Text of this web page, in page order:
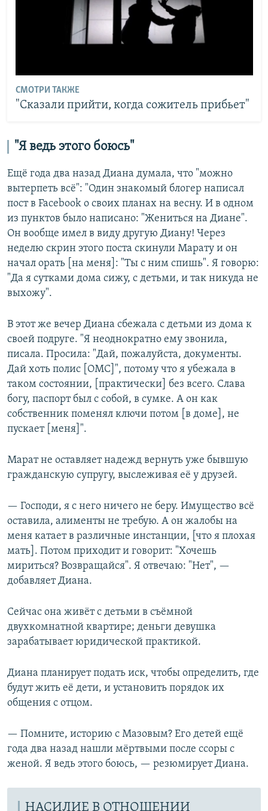
СМОТРИ ТАКЖЕ
"Сказали прийти, когда сожитель прибьет"
"Я ведь этого боюсь"
Ещё года два назад Диана думала, что "можно
вытерпеть всё": "Один знакомый блогер написал
пост в Facebook о своих планах на весну. И в одном
из пунктов было написано: "Жениться на Диане".
Он вообще имел в виду другую Диану! Через
неделю скрин этого поста скинули Марату и он
начал орать [на меня]: "Ты с ним спишь". Я говорю:
"Да я сутками дома сижу, с детьми, и так никуда не
выхожу".
В этот же вечер Диана сбежала с детьми из дома к
своей подруге. "Я неоднократно ему звонила,
писала. Просила: "Дай, пожалуйста, документы.
Дай хоть полис [ОМС]", потому что я убежала в
таком состоянии, [практически] без всего. Слава
богу, паспорт был с собой, в сумке. А он как
собственник поменял ключи потом [в доме], не
пускает [меня]".
Марат не оставляет надежд вернуть уже бывшую
гражданскую супругу, выслеживая её у друзей.
— Господи, я с него ничего не беру. Имущество всё
оставила, алименты не требую. А он жалобы на
меня катает в различные инстанции, [что я плохая
мать]. Потом приходит и говорит: "Хочешь
мириться? Возвращайся". Я отвечаю: "Нет", —
добавляет Диана.
Сейчас она живёт с детьми в съёмной
двухкомнатной квартире; деньги девушка
зарабатывает юридической практикой.
Диана планирует подать иск, чтобы определить, где
будут жить её дети, и установить порядок их
общения с отцом.
— Помните, историю с Мазовым? Его детей ещё
года два назад нашли мёртвыми после ссоры с
женой. Я ведь этого боюсь, — резюмирует Диана.
НАСИЛИЕ В ОТНОШЕНИИ